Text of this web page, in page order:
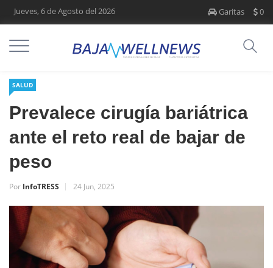
Jueves, 6 de Agosto del 2026 Garitas 0
SALUD
Prevalece cirugía bariátrica
ante el reto real de bajar de
peso
Por InfoTRESS 24 Jun, 2025